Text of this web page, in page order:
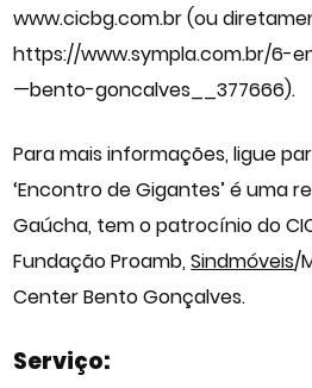
www.cicbg.com.br (ou
https://www.sympla.com.br/6-
—bento-goncalves__377666).
Para mais informações, ligue
‘Encontro de Gigantes’ é uma
Gaúcha, tem o patrocínio do
Fundação Proamb,Sindmóveis/
Center Bento Gonçalves.
Serviço: